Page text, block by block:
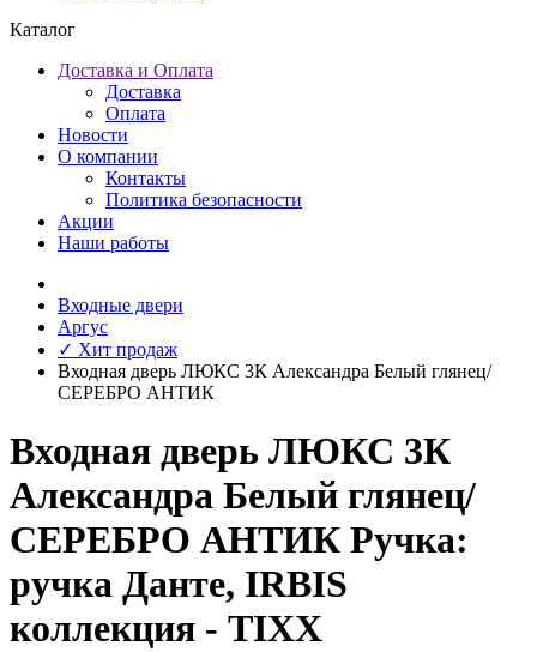
Каталог
Доставка и Оплата
Доставка
Оплата
Новости
О компании
Контакты
Политика безопасности
Акции
Наши работы
Входные двери
Аргус
✓ Хит продаж
Входная дверь ЛЮКС 3К Александра Белый глянец/
СЕРЕБРО АНТИК
Входная дверь ЛЮКС 3К
Александра Белый глянец/
СЕРЕБРО АНТИК Ручка:
ручка Данте, IRBIS
коллекция - TIXX